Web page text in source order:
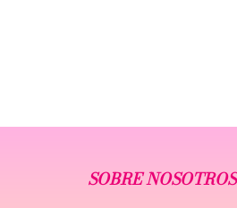
SOBRE NOSOTROS